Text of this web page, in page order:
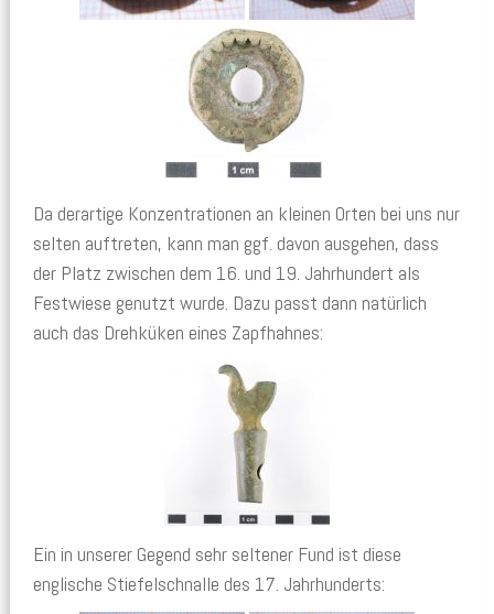
Da derartige Konzentrationen an kleinen Orten bei uns nur
selten auftreten, kann man ggf. davon ausgehen, dass
der Platz zwischen dem 16. und 19. Jahrhundert als
Festwiese genutzt wurde. Dazu passt dann natürlich
auch das Drehküken eines Zapfhahnes:
Ein in unserer Gegend sehr seltener Fund ist diese
englische Stiefelschnalle des 17. Jahrhunderts: